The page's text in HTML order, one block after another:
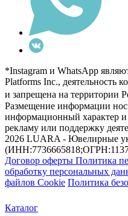
*Instagram и WhatsApp
Platforms Inc., деятельность
и запрещена на территории
Размещение информации
информационный характер и
рекламу или поддержку
2026 LUARA - Ювелирные
Договор оферты Политика
обработку персональных
файлов Cookie Политика
Каталог